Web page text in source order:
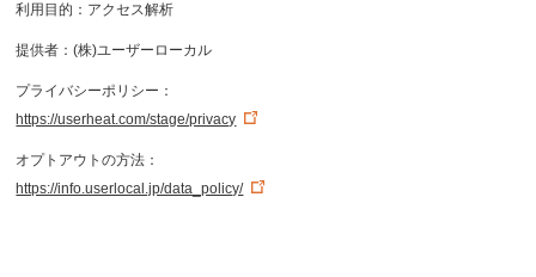
利用目的：アクセス解析
提供者：(株)ユーザーローカル
プライバシーポリシー：
https://userheat.com/stage/privacy
オプトアウトの方法：
https://info.userlocal.jp/data_policy/